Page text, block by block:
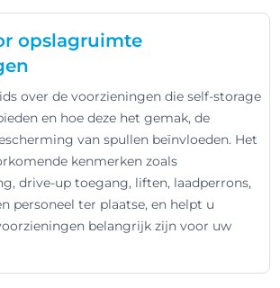
opslagruimte
over de voorzieningen die self-storage
en hoe deze het gemak, de
van spullen beïnvloeden. Het
kenmerken zoals
drive-up toegang, liften, laadperrons,
personeel ter plaatse, en helpt u
belangrijk zijn voor uw